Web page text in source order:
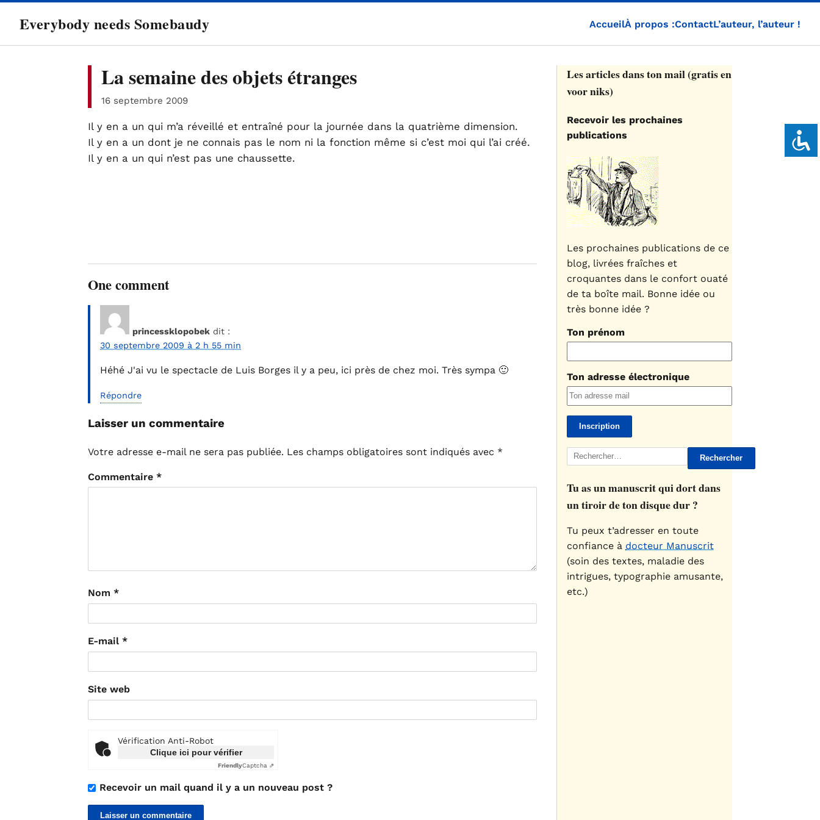
Everybody needs Somebaudy AccueilÀ propos :ContactL’auteur, l’auteur !
La semaine des objets étranges
16 septembre 2009
Il y en a un qui m’a réveillé et entraîné pour la journée dans la quatrième dimension.
Il y en a un dont je ne connais pas le nom ni la fonction même si c’est moi qui l’ai créé.
Il y en a un qui n’est pas une chaussette.
One comment
princessklopobek dit :
30 septembre 2009 à 2 h 55 min
Héhé J'ai vu le spectacle de Luis Borges il y a peu, ici près de chez moi. Très sympa 🙂
Répondre
Laisser un commentaire
Votre adresse e-mail ne sera pas publiée. Les champs obligatoires sont indiqués avec *
Commentaire *
Nom *
E-mail *
Site web
Vérification Anti-Robot
Clique ici pour vérifier
FriendlyCaptcha ⇗
Recevoir un mail quand il y a un nouveau post ?
Les articles dans ton mail (gratis en
voor niks)
Recevoir les prochaines
publications
Les prochaines publications de ce
blog, livrées fraîches et
croquantes dans le confort ouaté
de ta boîte mail. Bonne idée ou
très bonne idée ?
Ton prénom
Ton adresse électronique
Rechercher :
Tu as un manuscrit qui dort dans
un tiroir de ton disque dur ?
Tu peux t’adresser en toute
confiance à docteur Manuscrit
(soin des textes, maladie des
intrigues, typographie amusante,
etc.)